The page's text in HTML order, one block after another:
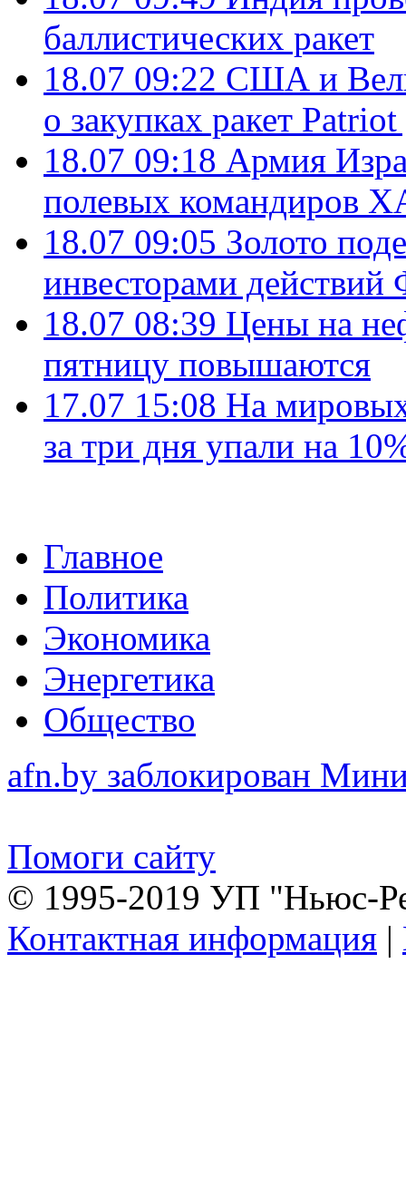
баллистических ракет
18.07 09:22 США и
о закупках ракет
18.07 09:18 Армия
полевых командиров
18.07 09:05 Золото
инвесторами
18.07 08:39 Цены на
пятницу повышаются
17.07 15:08 На
за три дня упали на
Главное
Политика
Экономика
Энергетика
Общество
afn.by заблокирован
Помоги сайту
© 1995-2019 УП "Ньюс-
Контактная информация |